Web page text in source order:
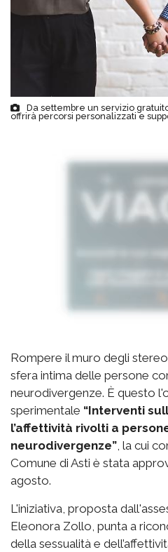
Da settembre un servizio
offrirà percorsi personalizzati e
Rompere il muro degli
sfera intima delle persone
neurodivergenze. È questo
sperimentale “Interventi
l’affettività rivolti a
neurodivergenze”, la cui
Comune di Asti è stata
agosto.
L'iniziativa, proposta
Eleonora Zollo, punta a
della sessualità e